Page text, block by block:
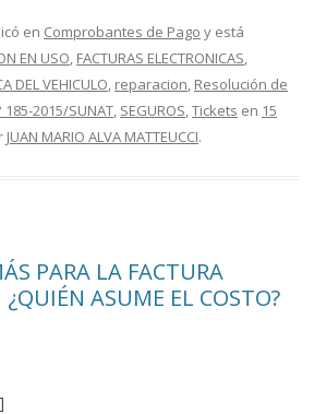
m
p
ar
ti
en Comprobantes de Pago y está
EN USO, FACTURAS ELECTRONICAS,
DEL VEHICULO, reparacion, Resolución de
2015/SUNAT, SEGUROS,Tickets en 15
JUAN MARIO ALVA MATTEUCCI.
PARA LA FACTURA
¿QUIÉN ASUME EL COSTO?